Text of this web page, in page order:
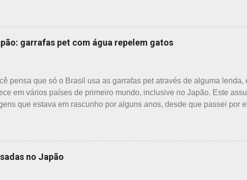
dar uma olhada nas flores para perceber as grandes diferenças e,
de lotus As flores de lotus são grandes, que brotam de hastes
branca, creme e rosa. F echadas lembram tulipas; abertas lembram o
verde. As folhas crescem para o alto, em hastes longas. As raízes
garrafas pet com água repelem gatos
pensa que só o Brasil usa as garrafas pet através de alguma lenda,
em vários países de primeiro mundo, inclusive no Japão. Este
que estava em rascunho por alguns anos, desde que passei por
baldes de água dispostos em alguns bairros de algumas cidades,
inclusive nos jardins do Heian Jinja. Esses baldes com água,
para combate a incêndios, são utilizados para auxiliar em princípios
para que não se propaguem. A colocação dos baldes depende de
não sendo, portanto, obrigatória, e visto em pouquíssimas cidades. Na
no Japão